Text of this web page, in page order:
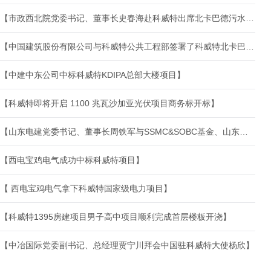
【市政西北院党委书记、董事长史春海赴科威特出席北卡巴德污水处理厂及配套项目签约仪式】
【中国建筑股份有限公司与科威特公共工程部签署了科威特北卡巴德污水处理厂及配套项目】
【中建中东公司中标科威特KDIPA总部大楼项目】
【科威特即将开启 1100 兆瓦沙加亚光伏项目商务标开标】
【山东电建党委书记、董事长周铁军与SSMC&SOBC基金、山东科瑞、山东黄金有关领导举行会谈】
【西电宝鸡电气成功中标科威特项目】
【 西电宝鸡电气拿下科威特国家级电力项目】
【科威特1395房建项目男子高中项目顺利完成首层楼板开浇】
【中冶国际党委副书记、总经理贾宁川拜会中国驻科威特大使杨欣】